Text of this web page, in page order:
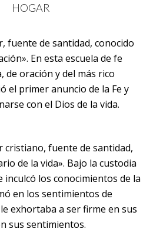
HOGAR
fuente de santidad, conocido
En esta escuela de fe
de oración y del más rico
el primer anuncio de la Fe y
con el Dios de la vida.
cristiano, fuente de santidad,
de la vida». Bajo la custodia
inculcó los conocimientos de la
en los sentimientos de
exhortaba a ser firme en sus
sus sentimientos.